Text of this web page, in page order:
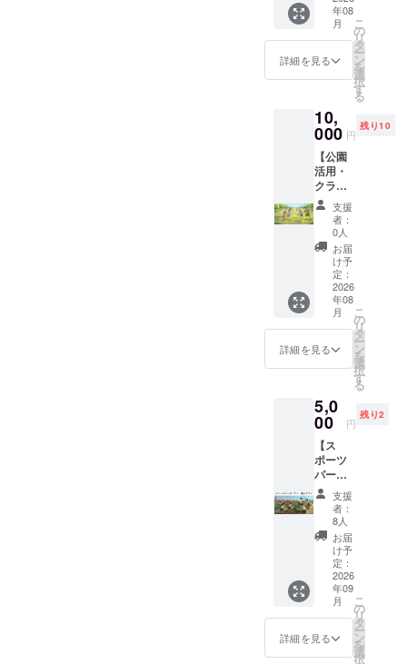
の個人
名のみ
だきま
す。 ③
ター ☆
支援
時、必
ず備考
欄に希
望され
るオブ
ジェの
文字と
②に芳
名する
個人名
をご記
入くだ
さい。
ジェの
文字は
ファ
ベット
もしく
は数字
で１５
文字以
内で
す。 空
欄は文
字数に
含みま
せん
が、必
ず分か
るよう
にご記
入くだ
さい。
またオ
m
縦：
750mm
バック
（白文
字を掲
出した
い場合
も背景
色を残
すなど
で対応
可能で
す、ご
相談く
ださ
い。）
※記銘
は、法
治体、
または
（競技
団体・
NPO
等）等
の名
称・ロ
ゴのみ
とさせ
ていた
だきま
す。
②HP内
特設
ページ
芳名
※①の
×奥行
750mm
） 数
量
[本体]
アルミ
ニウム
[ネット]
ポリプ
ロピレ
ン バッ
クネッ
トへの
プリン
ト最大
範囲
横：
m
縦：
750mm
ネット
の色
白色
（白文
字を掲
出した
い場合
も背景
色を残
すなど
で対応
可能で
す、ご
相談く
※記銘
は、法
させて
いただ
く場合
がござ
俗に反
する名
称、
パーク
の品位
を損な
う恐れ
のある
表記は
お断り
する場
合がご
ざいま
す。そ
の際は
修正を
依頼い
クラブ
ハウス
正面に
御芳名
させて
いただ
きま
す。 掲
出期
間：
2026年
9月1
日〜ス
ポーツ
了まで
掲出方
ます
（法
人、自
治体、
（競技
団体・
NPO
等）等
の名
称・商
標等は
不可）
※メッ
セージ
と名称
などの
間隔
や、改
行など
させて
いただ
いま
す。 ※
公序良
俗に反
する名
称、
パーク
の品位
を損な
う恐れ
のある
表記は
お断り
する場
す。そ
の際は
能性が
ござい
ま
す。）
の場合
は備考
の記銘
希望欄
に「ロ
ゴ希
望」と
ご入力
くださ
い。
追って
担当者
よりご
連絡い
たしま
芝生広
場への
ており
ます。
※記銘
は、法
人、自
治体、
または
実在す
る団体
（競技
団体・
NPO
等）等
の名
メッ
セージ
ク店の
みで使
用可
能。 ※
9月1日
～2027
日 ※現
金との
交換は
できま
せん。
おつり
は出ま
せん。
※郵送に
て提供
予定
②HP内
特設
ページ
１名様
の個人
名のみ
とさせ
ていた
だきま
す。 ③
サンク
スレ
ター ☆
支援
時、必
ず備考
欄に希
望され
の御芳
名のお
ハウス
内で使
用でき
るチ
ケット
2,000円
分（500
円×4
枚） ・
とよた
スポー
ツパー
クのク
ラブハ
ウスに
て貸出
遊具、
ライブ
ラリー
ラウン
ジ利用
料金、
物品購
入等に
す。 ・
ZEBRA
&
Croissa
ntでは
使用で
きませ
ん。 ・
グラウ
ンド利
用代
金、
シャ
ワー利
用代金
には使
年08
月
詳細を見る
こ
の
リ
タ
ー
ン
を
選
択
す
る
10,
000 円
残り10
【公園
活用・
クラブ
ハウス
利用
券】
〈リ
ター
ン〉 ①
クラブ
ハウス
内で使
用でき
るチ
ケット
5,000円
分（500
円×10
枚） ・
とよた
スポー
ツパー
クのク
ラブハ
ウスに
て貸出
遊具、
ライブ
ラリー
ラウン
ジ利用
料金、
物品購
入等に
支援
者：
0人
お届
け予
定：
2026
年08
月
詳細を見る
こ
の
リ
タ
ー
ン
を
選
択
す
る
5,0
00 円
残り2
【ス
ポーツ
パーク
内「コ
ミュニ
ティ
ガーデ
ン」公
式サ
ポー
ター ・
個人プ
ラン 】
①ス
ポーツ
支援
者：
8人
お届
け予
定：
2026
年09
月
詳細を見る
こ
の
リ
タ
ー
ン
を
選
択